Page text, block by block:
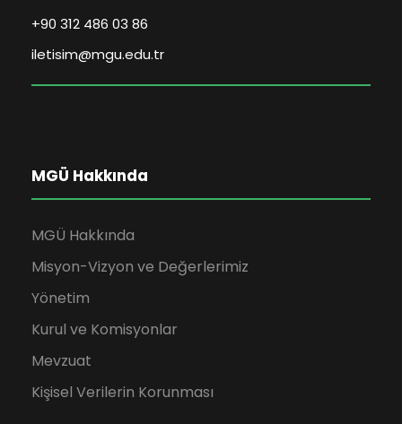
+90 312 486 03 86
iletisim@mgu.edu.tr
MGÜ Hakkında
MGÜ Hakkında
Misyon-Vizyon ve Değerlerimiz
Yönetim
Kurul ve Komisyonlar
Mevzuat
Kişisel Verilerin Korunması